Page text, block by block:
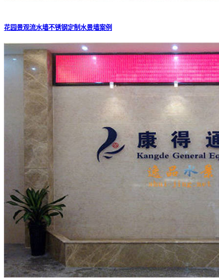
花园景观流水墙不锈钢定制水景墙案例